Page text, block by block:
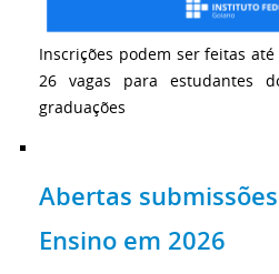
Inscrições podem ser feitas
26 vagas para estudantes
graduações
Abertas
Ensino em 2026